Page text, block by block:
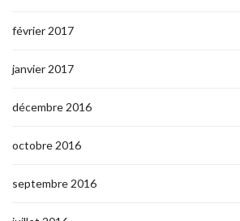
février 2017
janvier 2017
décembre 2016
octobre 2016
septembre 2016